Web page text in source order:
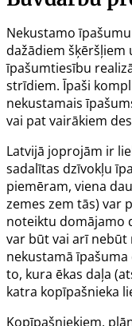
Nekustamo
dažādiem
īpašumtiesību
strīdiem. Īpaši
nekustamais
vai pat vairākiem
Latvijā joprojām ir
sadalītas dzīvokļu
piemēram, viena
zemes zem tās) var
noteiktu domājamo
var būt vai arī nebūt
nekustamā
to, kura ēkas daļa
katra kopīpašnieka
Kopīpašniekiem,